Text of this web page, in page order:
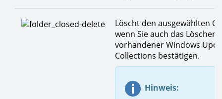
Löscht den ausgewählten
wenn Sie auch das Löschen
vorhandener Windows
Collections bestätigen.
Hinweis: